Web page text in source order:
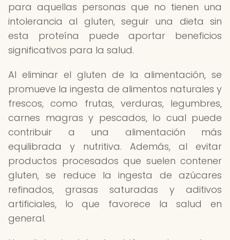
para aquellas personas que no tienen una
intolerancia al gluten, seguir una dieta sin
esta proteína puede aportar beneficios
significativos para la salud.
Al eliminar el gluten de la alimentación, se
promueve la ingesta de alimentos naturales y
frescos, como frutas, verduras, legumbres,
carnes magras y pescados, lo cual puede
contribuir a una alimentación más
equilibrada y nutritiva. Además, al evitar
productos procesados que suelen contener
gluten, se reduce la ingesta de azúcares
refinados, grasas saturadas y aditivos
artificiales, lo que favorece la salud en
general.